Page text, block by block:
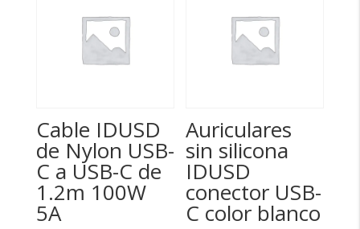
Cable IDUSD
de Nylon USB-
C a USB-C de
1.2m 100W
5A
Auriculares
sin silicona
IDUSD
conector USB-
C color blanco